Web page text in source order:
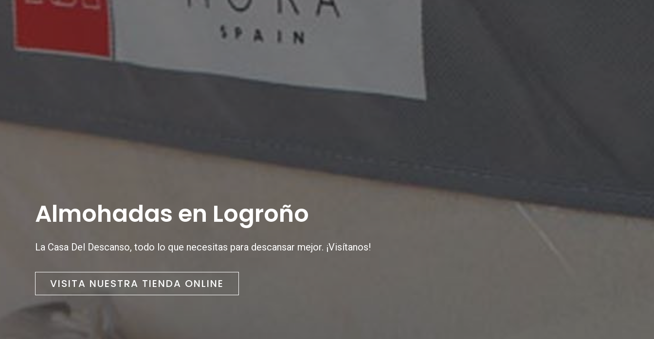
Almohadas en Logroño
La Casa Del Descanso, todo lo que necesitas para descansar mejor. ¡Visítanos!
VISITA NUESTRA TIENDA ONLINE